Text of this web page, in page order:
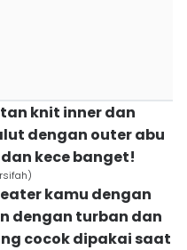
knit inner dan
dengan outer abu
kece banget!
kamu dengan
dengan turban dan
cocok dipakai saat